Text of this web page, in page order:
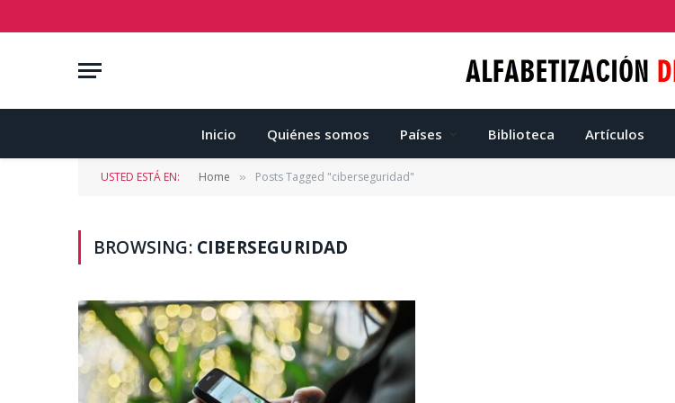
Inicio Quiénes somos Países Biblioteca Artículos
USTED ESTÁ EN: Home » Posts Tagged "ciberseguridad"
BROWSING: CIBERSEGURIDAD